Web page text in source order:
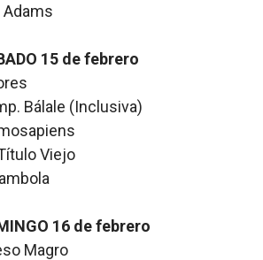
Adams
15 de febrero
Bálale (Inclusiva)
Viejo
16 de febrero
Magro